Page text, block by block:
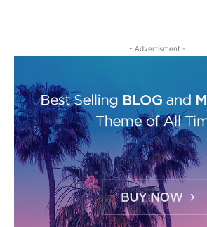
- Advertisment -